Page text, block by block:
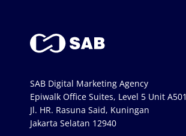
SAB Digital Marketing Agency
Epiwalk Office Suites, Level 5 Unit A501
Jl. HR. Rasuna Said, Kuningan
Jakarta Selatan 12940